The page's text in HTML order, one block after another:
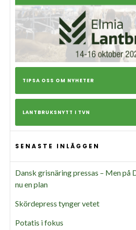
TIPSA OSS OM NYHETER
LANTBRUKSNYTT I TVN
SENASTE INLÄGGEN
Dansk grisnäring pressas – Men på
nu en plan
Skördepress tynger vetet
Potatis i fokus